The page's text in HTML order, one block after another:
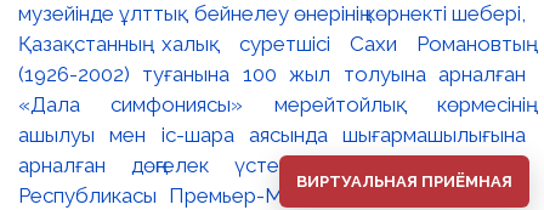
музейінде ұлттық бейнелеу өнерінің көрнекті шебері,
Қазақстанның халық суретшісі Сахи Романовтың
(1926-2002) туғанына 100 жыл толуына арналған
«Дала симфониясы» мерейтойлық көрмесінің
ашылуы мен іс-шара аясында шығармашылығына
арналған дөңгелек үстел өтті. 🔹Қазақстан
Республикасы Премьер-Министрінің орынбасары –
ВИРТУАЛЬНАЯ ПРИЁМНАЯ